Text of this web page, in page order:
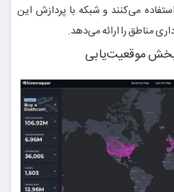
می‌کنند و شبکه با پردازش این
مناطق را ارائه می‌دهد.